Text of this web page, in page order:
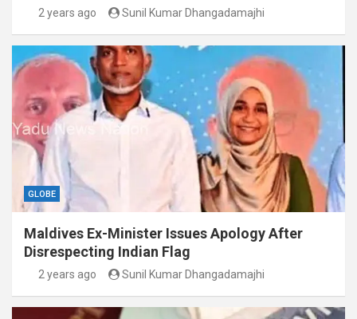
2 years ago Sunil Kumar Dhangadamajhi
GLOBE
Maldives Ex-Minister Issues Apology After
Disrespecting Indian Flag
2 years ago Sunil Kumar Dhangadamajhi